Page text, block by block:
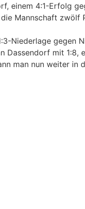
einem 4:1-Erfolg
Mannschaft
Niederlage gegen
Dassendorf mit
man nun weiter in